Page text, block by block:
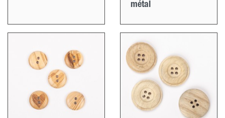
métal